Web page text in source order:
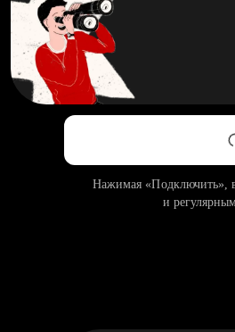
Нажимая «Подключить»,
и